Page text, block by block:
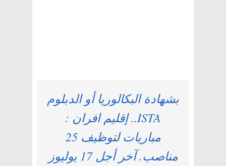
بشهادة البكالوريا أو الدبلوم
ISTA.. إقليم افران :
مباريات لتوظيف 25
مناصب. آخر أجل 17 يوليوز